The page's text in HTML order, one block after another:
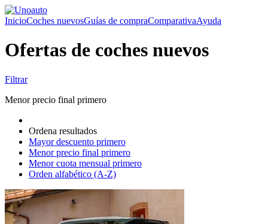
InicioCoches nuevosGuías de compraComparativaAyuda
Ofertas de coches nuevos
Filtrar
Menor precio final primero
Ordena resultados
Mayor descuento primero
Menor precio final primero
Menor cuota mensual primero
Orden alfabético (A-Z)